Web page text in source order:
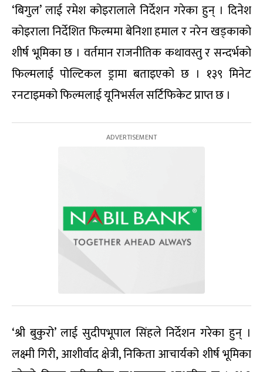
‘बिगुल’ लाई रमेश कोइरालाले निर्देशन गरेका हुन् । दिनेश
कोइराला निर्देशित फिल्ममा बेनिशा हमाल र नरेन खड्काको
शीर्ष भूमिका छ । वर्तमान राजनीतिक कथावस्तु र सन्दर्भको
फिल्मलाई पोल्टिकल ड्रामा बताइएको छ । १३९ मिनेट
रनटाइमको फिल्मलाई यूनिभर्सल सर्टिफिकेट प्राप्त छ ।
‘श्री बुकुरो’ लाई सुदीपभूपाल सिंहले निर्देशन गरेका हुन् ।
लक्ष्मी गिरी, आशीर्वाद क्षेत्री, निकिता आचार्यको शीर्ष भूमिका